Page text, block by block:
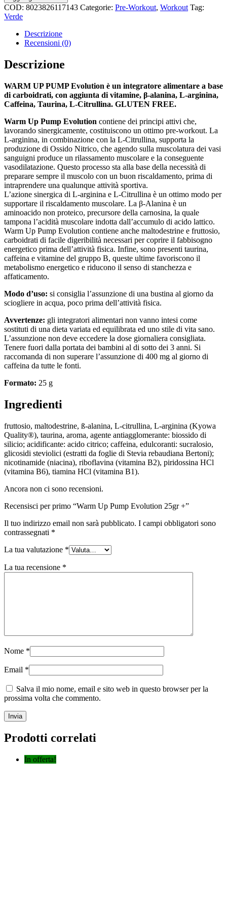
Pump
Evolution
25gr
+
quantità
COD: 8023826117143 Categorie: Pre-Workout, Workout Tag:
Verde
Descrizione
Recensioni (0)
Descrizione
WARM UP PUMP Evolution è un integratore alimentare a base
di carboidrati, con aggiunta di vitamine, β-alanina, L-arginina,
Caffeina, Taurina, L-Citrullina. GLUTEN FREE.
Warm Up Pump Evolution contiene dei principi attivi che,
lavorando sinergicamente, costituiscono un ottimo pre-workout. La
L-arginina, in combinazione con la L-Citrullina, supporta la
produzione di Ossido Nitrico, che agendo sulla muscolatura dei vasi
sanguigni produce un rilassamento muscolare e la conseguente
vasodilatazione. Questo processo sta alla base della necessità di
preparare sempre il muscolo con un buon riscaldamento, prima di
intraprendere una qualunque attività sportiva.
L’azione sinergica di L-arginina e L-Citrullina è un ottimo modo per
supportare il riscaldamento muscolare. La β-Alanina è un
aminoacido non proteico, precursore della carnosina, la quale
tampona l’acidità muscolare indotta dall’accumulo di acido lattico.
Warm Up Pump Evolution contiene anche maltodestrine e fruttosio,
carboidrati di facile digeribilità necessari per coprire il fabbisogno
energetico prima dell’attività fisica. Infine, sono presenti taurina,
caffeina e vitamine del gruppo B, queste ultime favoriscono il
metabolismo energetico e riducono il senso di stanchezza e
affaticamento.
Modo d’uso: si consiglia l’assunzione di una bustina al giorno da
sciogliere in acqua, poco prima dell’attività fisica.
Avvertenze: gli integratori alimentari non vanno intesi come
sostituti di una dieta variata ed equilibrata ed uno stile di vita sano.
L’assunzione non deve eccedere la dose giornaliera consigliata.
Tenere fuori dalla portata dei bambini al di sotto dei 3 anni. Si
raccomanda di non superare l’assunzione di 400 mg al giorno di
caffeina da tutte le fonti.
Formato: 25 g
Ingredienti
fruttosio, maltodestrine, ß-alanina, L-citrullina, L-arginina (Kyowa
Quality®), taurina, aroma, agente antiagglomerante: biossido di
silicio; acidificante: acido citrico; caffeina, edulcoranti: sucralosio,
glicosidi steviolici (estratti da foglie di Stevia rebaudiana Bertoni);
nicotinamide (niacina), riboflavina (vitamina B2), piridossina HCl
(vitamina B6), tiamina HCl (vitamina B1).
Ancora non ci sono recensioni.
Recensisci per primo “Warm Up Pump Evolution 25gr +”
Il tuo indirizzo email non sarà pubblicato. I campi obbligatori sono
contrassegnati *
La tua valutazione *
La tua recensione *
Nome *
Email *
Salva il mio nome, email e sito web in questo browser per la
prossima volta che commento.
Prodotti correlati
In offerta!